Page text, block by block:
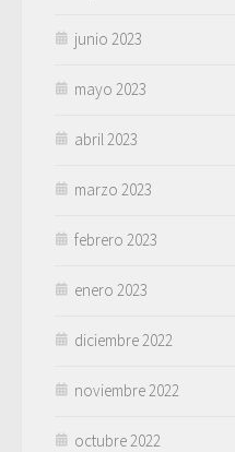
junio 2023
mayo 2023
abril 2023
marzo 2023
febrero 2023
enero 2023
diciembre 2022
noviembre 2022
octubre 2022